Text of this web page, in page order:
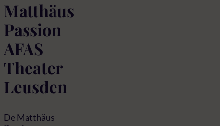
Matthäus
Passion
AFAS
Theater
Leusden
De Matthäus